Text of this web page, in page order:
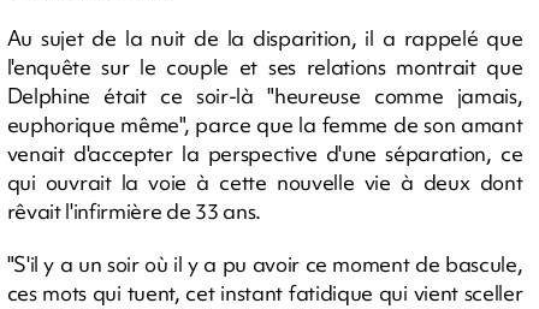
Au sujet de la nuit de la disparition, il a rappelé que
l'enquête sur le couple et ses relations montrait que
Delphine était ce soir-là "heureuse comme jamais,
euphorique même", parce que la femme de son amant
venait d'accepter la perspective d'une séparation, ce
qui ouvrait la voie à cette nouvelle vie à deux dont
rêvait l'infirmière de 33 ans.
"S'il y a un soir où il y a pu avoir ce moment de bascule,
ces mots qui tuent, cet instant fatidique qui vient sceller